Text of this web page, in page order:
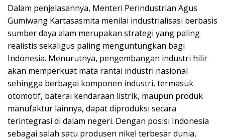
Dalam penjelasannya, Menteri Perindustrian Agus
Gumiwang Kartasasmita menilai industrialisasi berbasis
sumber daya alam merupakan strategi yang paling
realistis sekaligus paling menguntungkan bagi
Indonesia. Menurutnya, pengembangan industri hilir
akan memperkuat mata rantai industri nasional
sehingga berbagai komponen industri, termasuk
otomotif, baterai kendaraan listrik, maupun produk
manufaktur lainnya, dapat diproduksi secara
terintegrasi di dalam negeri. Dengan posisi Indonesia
sebagai salah satu produsen nikel terbesar dunia,